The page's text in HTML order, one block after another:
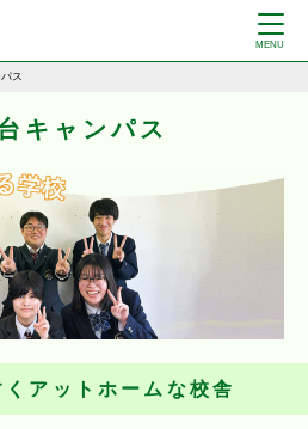
ス
キャンパス
アットホームな校舎